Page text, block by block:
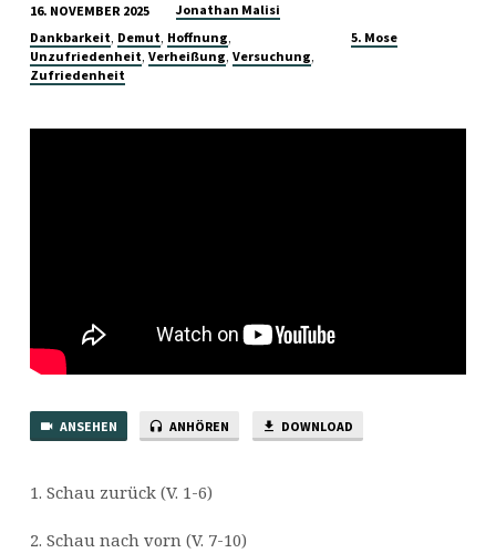
5.
MOSE
8,1-
16. NOVEMBER 2025
Jonathan Malisi
Dankbarkeit, Demut, Hoffnung,
Unzufriedenheit, Verheißung, Versuchung,
Zufriedenheit
5. Mose
ANSEHEN ANHÖREN DOWNLOAD
1. Schau zurück (V. 1-6)
2. Schau nach vorn (V. 7-10)